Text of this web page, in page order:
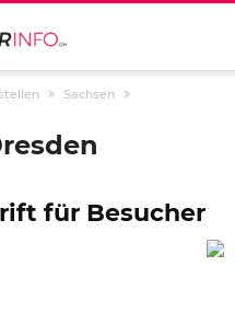
Sachsen
für Besucher